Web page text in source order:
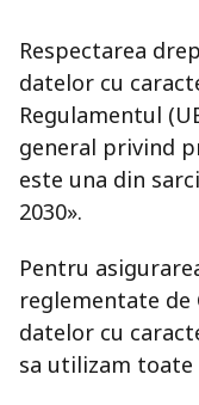
Respectarea
datelor cu
Regulamentul
general privind
este una din
2030».
Pentru
reglementate de
datelor cu
sa utilizam toate